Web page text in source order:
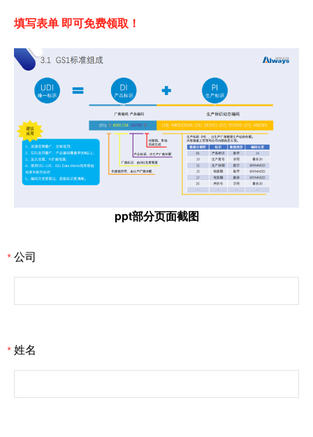
填写表单 即可免费领取！
ppt部分页面截图
*公司
*姓名